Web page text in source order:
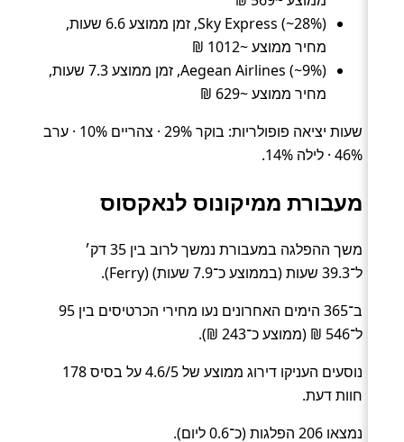
Sky Express (~28%), זמן ממוצע 6.6 שעות,
מחיר ממוצע ~1012 ₪
Aegean Airlines (~9%), זמן ממוצע 7.3 שעות,
מחיר ממוצע ~629 ₪
שעות יציאה פופולריות: בוקר 29% · צהריים 10% · ערב
46% · לילה 14%.
מעבורת ממיקונוס לנאקסוס
משך ההפלגה במעבורת נמשך לרוב בין 35 דק׳
ל־39.3 שעות (בממוצע כ־7.9 שעות) (Ferry).
ב־365 הימים האחרונים נעו מחירי הכרטיסים בין 95
ל־546 ₪ (ממוצע כ־243 ₪).
נוסעים העניקו דירוג ממוצע של 4.6/5 על בסיס 178
חוות דעת.
נמצאו 206 הפלגות (כ־0.6 ליום).